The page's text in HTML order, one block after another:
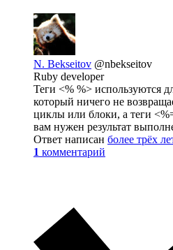
N. Bekseitov @nbekseitov
Ruby developer
Теги <% %> используются
который ничего не
циклы или блоки, а теги
вам нужен результат
Ответ написан более трёх
1 комментарий